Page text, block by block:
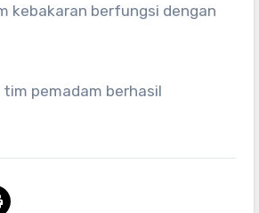
kebakaran berfungsi dengan
pemadam berhasil